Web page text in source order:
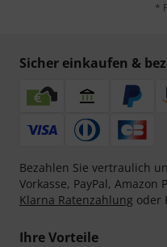
*
Sicher einkaufen &
Bezahlen Sie vertraulich
Vorkasse, PayPal, Amazon
Klarna Ratenzahlung oder
Ihre Vorteile